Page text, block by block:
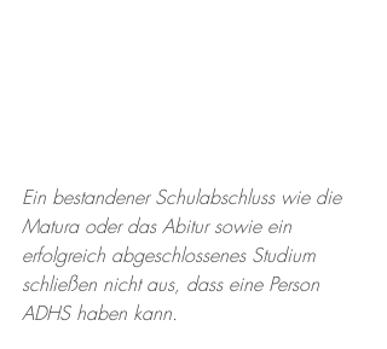
Ein bestandener Schulabschluss wie die
Matura oder das Abitur sowie ein
erfolgreich abgeschlossenes Studium
schließen nicht aus, dass eine Person
ADHS haben kann.